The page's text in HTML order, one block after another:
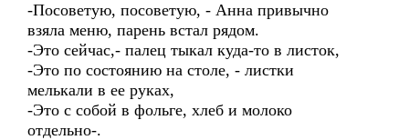
-Посоветую, посоветую, - Анна привычно
взяла меню, парень встал рядом.
-Это сейчас,- палец тыкал куда-то в листок,
-Это по состоянию на столе, - листки
мелькали в ее руках,
-Это с собой в фольге, хлеб и молоко
отдельно-.